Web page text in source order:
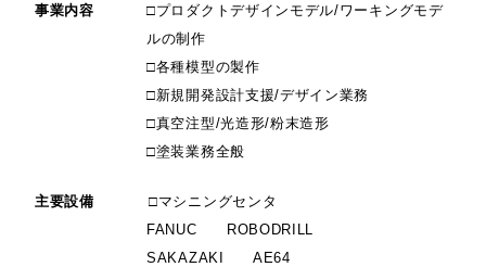
事業内容
□プロダクトデザインモデル/ワーキングモデ
ルの制作
□各種模型の製作
□新規開発設計支援/デザイン業務
□真空注型/光造形/粉末造形
□塗装業務全般
主要設備
□マシニングセンタ
FANUC ROBODRILL
SAKAZAKI AE64